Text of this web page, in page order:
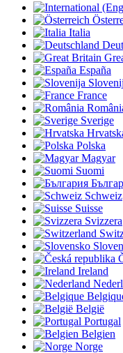
Italia
España
France
Sverige
Polska
Magyar
Suomi
Schweiz
Suisse
Svizzera
Ireland
België
Portugal
Belgien
Norge